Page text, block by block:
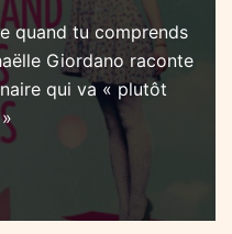
quand tu comprends
Giordano raconte
qui va « plutôt